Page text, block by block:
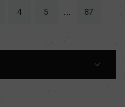
4 5 … 87